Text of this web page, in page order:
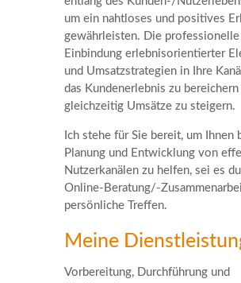
um ein nahtloses und positives
gewährleisten. Die professionelle
Einbindung erlebnisorientierter
und Umsatzstrategien in Ihre
das Kundenerlebnis zu bereichern
gleichzeitig Umsätze zu steigern.
Ich stehe für Sie bereit, um Ihnen
Planung und Entwicklung von
Nutzerkanälen zu helfen, sei es
Online-Beratung/-
persönliche Treffen.
Meine
Vorbereitung, Durchführung und